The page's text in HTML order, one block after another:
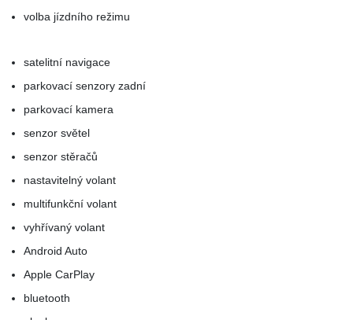
volba jízdního režimu
satelitní navigace
parkovací senzory zadní
parkovací kamera
senzor světel
senzor stěračů
nastavitelný volant
multifunkční volant
vyhřívaný volant
Android Auto
Apple CarPlay
bluetooth